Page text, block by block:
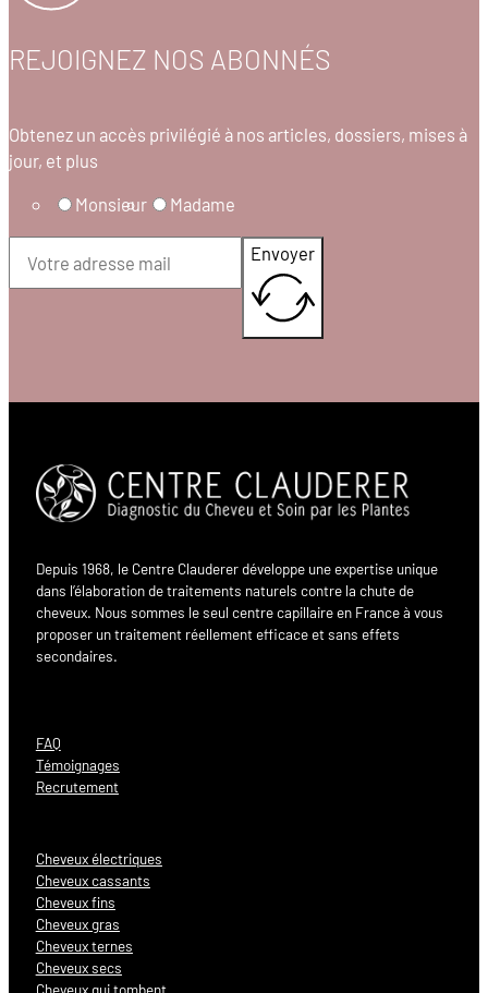
REJOIGNEZ NOS ABONNÉS
Obtenez un accès privilégié à nos articles, dossiers, mises à
jour, et plus
Monsieur Madame
Envoyer
Depuis 1968, le Centre Clauderer développe une expertise unique
dans l’élaboration de traitements naturels contre la chute de
cheveux. Nous sommes le seul centre capillaire en France à vous
proposer un traitement réellement efficace et sans effets
secondaires.
FAQ
Témoignages
Recrutement
Cheveux électriques
Cheveux cassants
Cheveux fins
Cheveux gras
Cheveux ternes
Cheveux secs
Cheveux qui tombent